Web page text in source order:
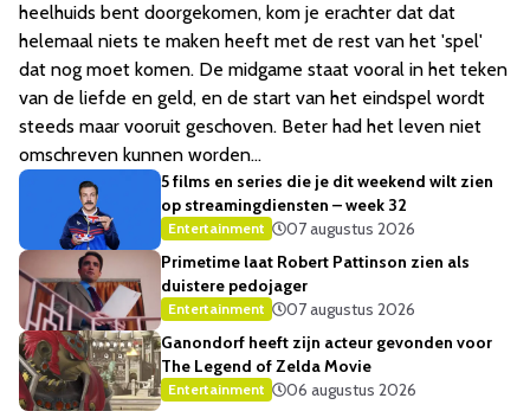
heelhuids bent doorgekomen, kom je erachter dat dat
helemaal niets te maken heeft met de rest van het 'spel'
dat nog moet komen. De midgame staat vooral in het teken
van de liefde en geld, en de start van het eindspel wordt
steeds maar vooruit geschoven. Beter had het leven niet
omschreven kunnen worden...
5 films en series die je dit weekend wilt zien
op streamingdiensten – week 32
Entertainment
07 augustus 2026
Primetime laat Robert Pattinson zien als
duistere pedojager
Entertainment
07 augustus 2026
Ganondorf heeft zijn acteur gevonden voor
The Legend of Zelda Movie
Entertainment
06 augustus 2026